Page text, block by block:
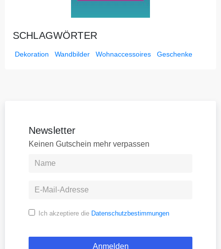
SCHLAGWÖRTER
Dekoration Wandbilder Wohnaccessoires Geschenke
Newsletter
Keinen Gutschein mehr verpassen
Ich akzeptiere die Datenschutzbestimmungen